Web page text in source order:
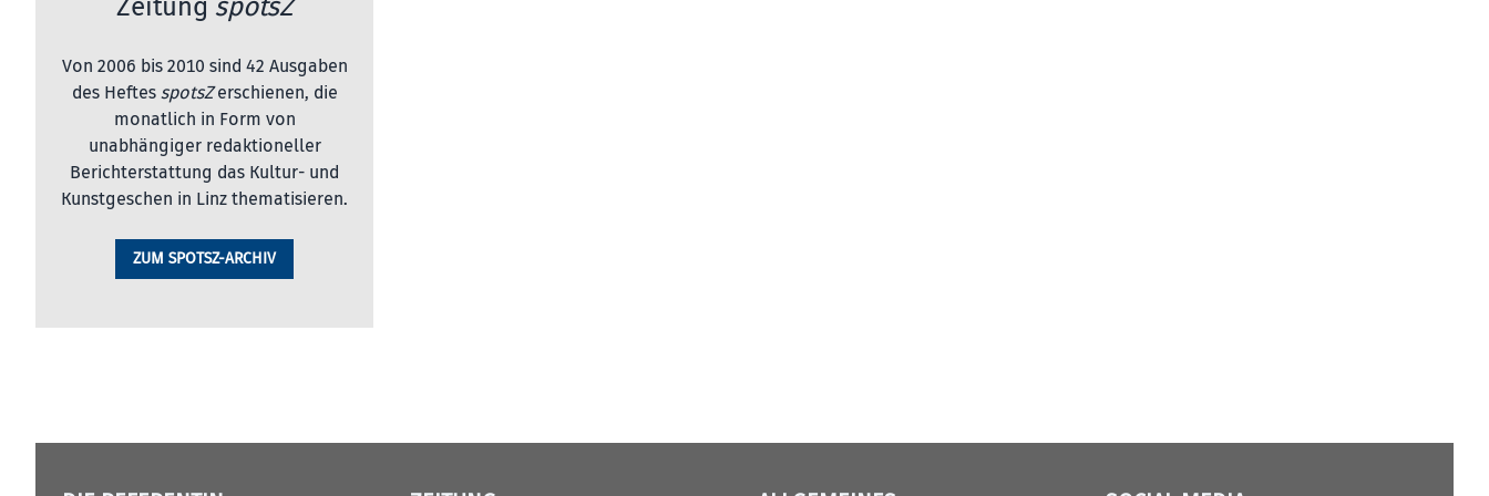
Von 2006 bis 2010 sind 42 Ausgaben
des Heftes spotsZerschienen, die
monatlich in Form von
unabhängiger redaktioneller
Berichterstattung das Kultur- und
Kunstgeschen in Linz thematisieren.
ZUM SPOTSZ-ARCHIV